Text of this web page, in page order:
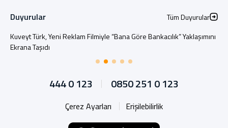
Duyurular
Tüm Duyurular
Kuveyt Türk, Yeni Reklam Filmiyle “Bana Göre Bankacılık” Yaklaşımını
Ekrana Taşıdı
444 0 123 0850 251 0 123
Çerez Ayarları Erişilebilirlik